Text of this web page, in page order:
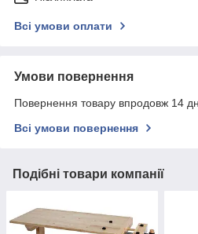
Всі умови оплати
Умови повернення
Повернення товару впродовж 14
Всі умови повернення
Подібні товари компанії